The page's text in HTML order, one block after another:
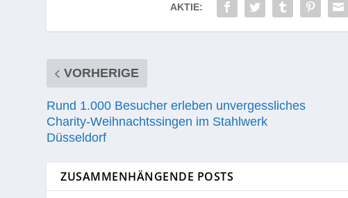
AKTIE:
VORHERIGE
Rund 1.000 Besucher erleben unvergessliches
Charity-Weihnachtssingen im Stahlwerk
Düsseldorf
ZUSAMMENHÄNGENDE POSTS